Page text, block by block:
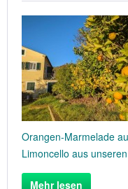
Orangen-Marmelade
Limoncello aus
Mehr lesen